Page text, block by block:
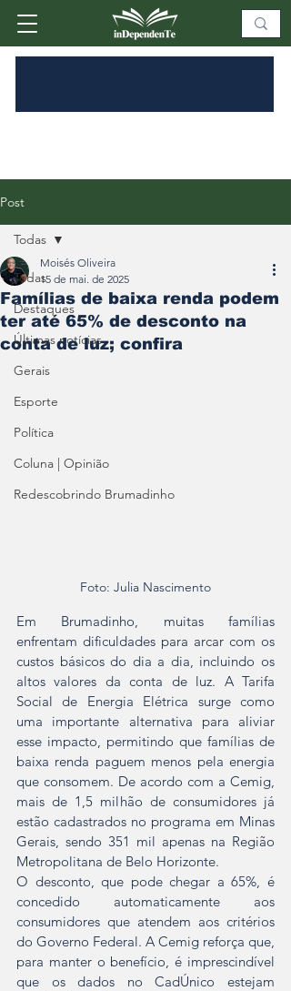
Post
Todas
Destaques
Últimas notícias
Gerais
Esporte
Política
Coluna | Opinião
Redescobrindo Brumadinho
Todas
Famílias de baixa renda podem
ter até 65% de desconto na
conta de luz; confira
Moisés Oliveira
15 de mai. de 2025
Foto: Julia Nascimento
Em Brumadinho, muitas famílias
enfrentam dificuldades para arcar com os
custos básicos do dia a dia, incluindo os
altos valores da conta de luz. A Tarifa
Social de Energia Elétrica surge como
uma importante alternativa para aliviar
esse impacto, permitindo que famílias de
baixa renda paguem menos pela energia
que consomem. De acordo com a Cemig,
mais de 1,5 milhão de consumidores já
estão cadastrados no programa em Minas
Gerais, sendo 351 mil apenas na Região
Metropolitana de Belo Horizonte.
O desconto, que pode chegar a 65%, é
concedido automaticamente aos
consumidores que atendem aos critérios
do Governo Federal. A Cemig reforça que,
para manter o benefício, é imprescindível
que os dados no CadÚnico estejam